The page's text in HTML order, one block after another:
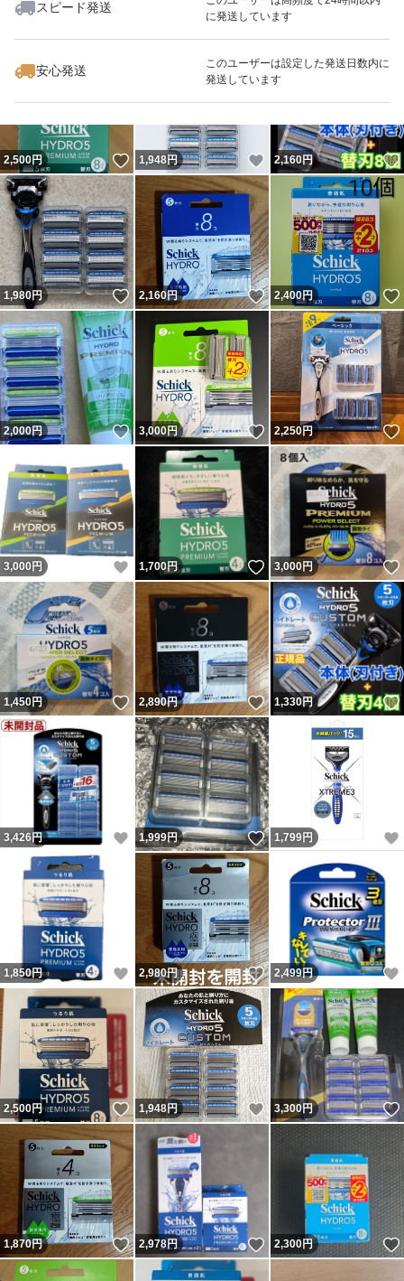
#ホルダー
#敏感肌
#敏感
#5枚刃
スピード発送
に発送しています
安心発送
このユーザーは設定した発送日数内に
発送しています
いいね！
2,698
2,500円 いいね！
1,948円 いいね！
2,160円
1,980円 いいね！
2,160円 いいね！
2,400円
2,000円 いいね！
3,000円 いいね！
2,250円
3,000 円 いいね！
1,700円 いいね！
3,000円
1,450円 いいね！
2,890円 いいね！
1,330円
3,426 円 いいね！
1,999円 いいね！
1,799円
1,850円 いいね！
2,980円 いいね！
2,499円
2,500円 いいね！
1,948円 いいね！
3,300円
1,870円 いいね！
2,978円 いいね！
2,300円